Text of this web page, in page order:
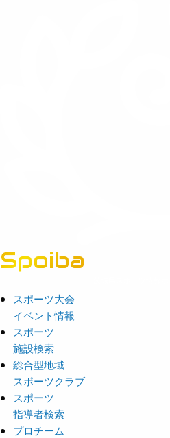
Spoiba
スポーツ大会
イベント情報
スポーツ
施設検索
総合型地域
スポーツクラブ
スポーツ
指導者検索
プロチーム